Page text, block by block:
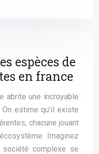
espèces de
en france
abrite une incroyable
estime qu’il existe
chacune jouant
Imaginez
société complexe se